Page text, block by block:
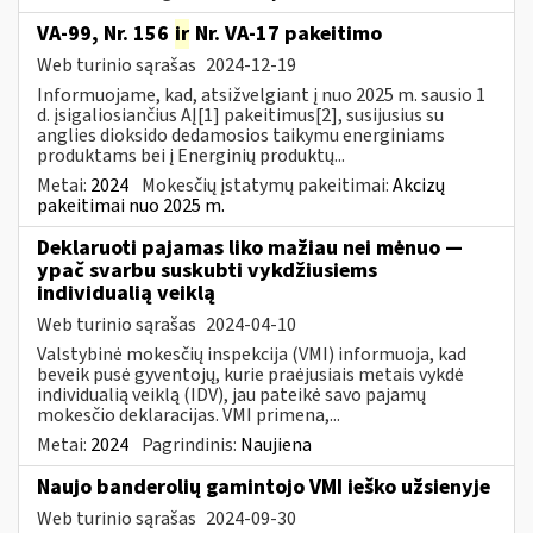
VA-99, Nr. 156 ir Nr. VA-17 pakeitimo
Web turinio sąrašas 2024-12-19
Informuojame, kad, atsižvelgiant į nuo 2025 m. sausio 1
d. įsigaliosiančius AĮ[1] pakeitimus[2], susijusius su
anglies dioksido dedamosios taikymu energiniams
produktams bei į Energinių produktų...
Metai: 2024 Mokesčių įstatymų pakeitimai:Akcizų
pakeitimai nuo 2025 m.
Deklaruoti pajamas liko mažiau nei mėnuo —
ypač svarbu suskubti vykdžiusiems
individualią veiklą
Web turinio sąrašas 2024-04-10
Valstybinė mokesčių inspekcija (VMI) informuoja, kad
beveik pusė gyventojų, kurie praėjusiais metais vykdė
individualią veiklą (IDV), jau pateikė savo pajamų
mokesčio deklaracijas. VMI primena,...
Metai: 2024 Pagrindinis: Naujiena
Naujo banderolių gamintojo VMI ieško užsienyje
Web turinio sąrašas 2024-09-30